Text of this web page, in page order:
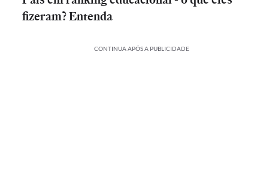
fizeram? Entenda
CONTINUA APÓS A PUBLICIDADE